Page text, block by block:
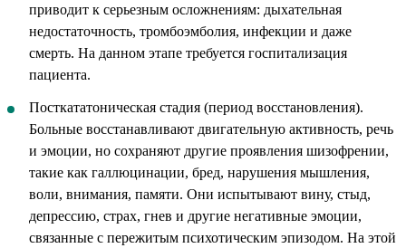
приводит к серьезным осложнениям: дыхательная
недостаточность, тромбоэмболия, инфекции и даже
смерть. На данном этапе требуется госпитализация
пациента.
Посткататоническая стадия (период восстановления).
Больные восстанавливают двигательную активность, речь
и эмоции, но сохраняют другие проявления шизофрении,
такие как галлюцинации, бред, нарушения мышления,
воли, внимания, памяти. Они испытывают вину, стыд,
депрессию, страх, гнев и другие негативные эмоции,
связанные с пережитым психотическим эпизодом. На этой